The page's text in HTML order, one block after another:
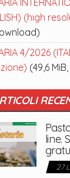
(high
4/2026
(49,6
line.
27